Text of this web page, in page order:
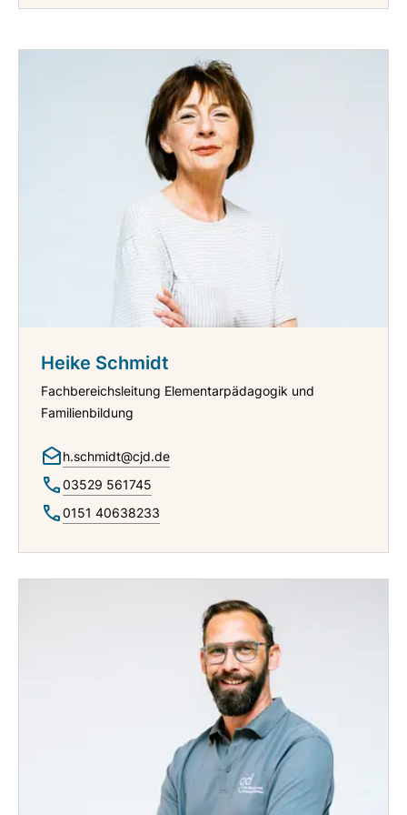
Heike Schmidt
Fachbereichsleitung Elementarpädagogik und
Familienbildung
h.schmidt@cjd.de
03529 561745
0151 40638233